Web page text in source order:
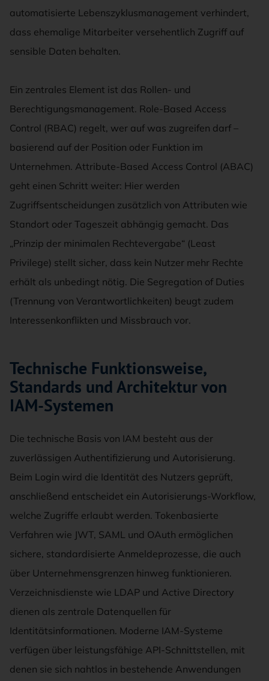
automatisierte Lebenszyklusmanagement verhindert,
dass ehemalige Mitarbeiter versehentlich Zugriff auf
sensible Daten behalten.
Ein zentrales Element ist das Rollen- und
Berechtigungsmanagement. Role-Based Access
Control (RBAC) regelt, wer auf was zugreifen darf –
basierend auf der Position oder Funktion im
Unternehmen. Attribute-Based Access Control (ABAC)
geht einen Schritt weiter: Hier werden
Zugriffsentscheidungen zusätzlich von Attributen wie
Standort oder Tageszeit abhängig gemacht. Das
„Prinzip der minimalen Rechtevergabe“ (Least
Privilege) stellt sicher, dass kein Nutzer mehr Rechte
erhält als unbedingt nötig. Die Segregation of Duties
(Trennung von Verantwortlichkeiten) beugt zudem
Interessenkonflikten und Missbrauch vor.
Technische Funktionsweise,
Standards und Architektur von
IAM-Systemen
Die technische Basis von IAM besteht aus der
zuverlässigen Authentifizierung und Autorisierung.
Beim Login wird die Identität des Nutzers geprüft,
anschließend entscheidet ein Autorisierungs-Workflow,
welche Zugriffe erlaubt werden. Tokenbasierte
Verfahren wie JWT, SAML und OAuth ermöglichen
sichere, standardisierte Anmeldeprozesse, die auch
über Unternehmensgrenzen hinweg funktionieren.
Verzeichnisdienste wie LDAP und Active Directory
dienen als zentrale Datenquellen für
Identitätsinformationen. Moderne IAM-Systeme
verfügen über leistungsfähige API-Schnittstellen, mit
denen sie sich nahtlos in bestehende Anwendungen